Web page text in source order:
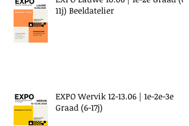
11j) Beeldatelier
EXPO Wervik 12-13.06 | 1e-2e-3e
Graad (6-17j)